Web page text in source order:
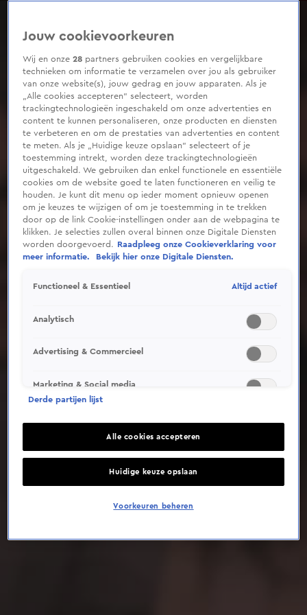
seconds
Deze video is niet beschikbaar op je huidige locatie
Jouw cookievoorkeuren
Wij en onze28 partners gebruiken cookies en vergelijkbare
technieken om informatie te verzamelen over jou als gebruiker
van onze website(s), jouw gedrag en jouw apparaten. Als je
„Alle cookies accepteren” selecteert, worden
trackingtechnologieën ingeschakeld om onze advertenties en
content te kunnen personaliseren, onze producten en diensten
te verbeteren en om de prestaties van advertenties en content
te meten. Als je „Huidige keuze opslaan” selecteert of je
toestemming intrekt, worden deze trackingtechnologieën
uitgeschakeld. We gebruiken dan enkel functionele en essentiële
cookies om de website goed te laten functioneren en veilig te
houden. Je kunt dit menu op ieder moment opnieuw openen
om je keuzes te wijzigen of om je toestemming in te trekken
door op de link Cookie-instellingen onder aan de webpagina te
klikken. Je selecties zullen overal binnen onze Digitale Diensten
worden doorgevoerd.
Raadpleeg onze Cookieverklaring voor
meer informatie.
Bekijk hier onze Digitale Diensten.
Functioneel & Essentieel Altijd actief
Analytisch
Advertising & Commercieel
Marketing & Social media
Derde partijen lijst
Alle cookies accepteren
Huidige keuze opslaan
Voorkeuren beheren